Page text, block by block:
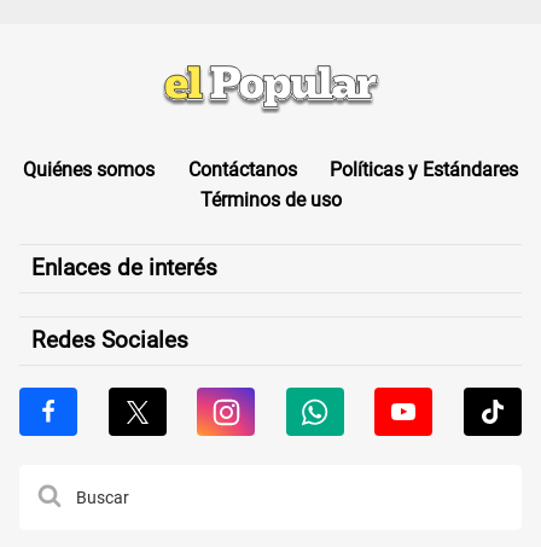
Quiénes somos Contáctanos
Políticas y Estándares
Términos de uso
Enlaces de interés
Redes Sociales